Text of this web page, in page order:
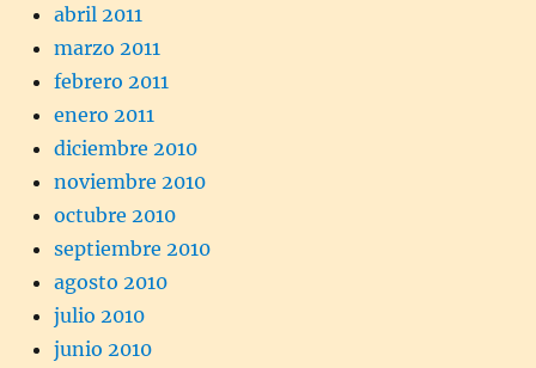
abril 2011
marzo 2011
febrero 2011
enero 2011
diciembre 2010
noviembre 2010
octubre 2010
septiembre 2010
agosto 2010
julio 2010
junio 2010